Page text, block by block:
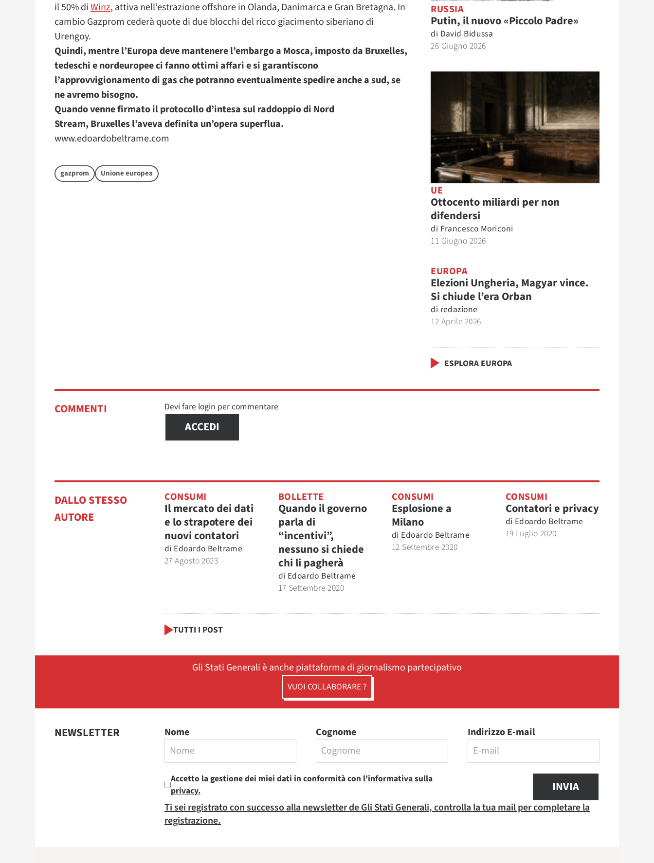
il 50% diWinz, attiva nell’estrazione offshore in Olanda, Danimarca e Gran Bretagna. In
cambio Gazprom cederà quote di due blocchi del ricco giacimento siberiano di
Urengoy.
Quindi, mentre l’Europa deve mantenere l’embargo a Mosca, imposto da Bruxelles,
tedeschi e nordeuropee ci fanno ottimi affari e si garantiscono
l’approvvigionamento di gas che potranno eventualmente spedire anche a sud, se
ne avremo bisogno.
Quando venne firmato il protocollo d’intesa sul raddoppio di Nord
Stream, Bruxelles l’aveva definita un’opera superflua.
www.edoardobeltrame.com
gazprom Unione europea
RUSSIA
Putin, il nuovo «Piccolo Padre»
di David Bidussa
26 Giugno 2026
UE
Ottocento miliardi per non
difendersi
di Francesco Moriconi
11 Giugno 2026
EUROPA
Elezioni Ungheria, Magyar vince.
Si chiude l’era Orban
di redazione
12 Aprile 2026
ESPLORA EUROPA
COMMENTI Devi fare login per commentare
ACCEDI
DALLO STESSO
AUTORE
CONSUMI
Il mercato dei dati
e lo strapotere dei
nuovi contatori
di Edoardo Beltrame
27 Agosto 2023
BOLLETTE
Quando il governo
parla di
“incentivi”,
nessuno si chiede
chi li pagherà
di Edoardo Beltrame
17 Settembre 2020
CONSUMI
Esplosione a
Milano
di Edoardo Beltrame
12 Settembre 2020
CONSUMI
Contatori e privacy
di Edoardo Beltrame
19 Luglio 2020
TUTTI I POST
Gli Stati Generali è anche piattaforma di giornalismo partecipativo
VUOI COLLABORARE ?
NEWSLETTER Nome Cognome Indirizzo E-mail
Accetto la gestione dei miei dati in conformità con l'informativa sulla
privacy.
INVIA
Ti sei registrato con successo alla newsletter de Gli Stati Generali, controlla la tua mail per completare la
registrazione.